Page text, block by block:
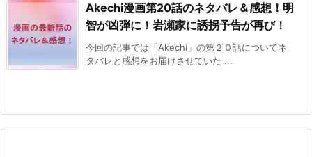
Akechi漫画第20話のネタバレ＆感想！明
智が凶弾に！岩瀬家に誘拐予告が再び！
今回の記事では「Akechi」の第２０話についてネ
タバレと感想をお届けさせていた ...